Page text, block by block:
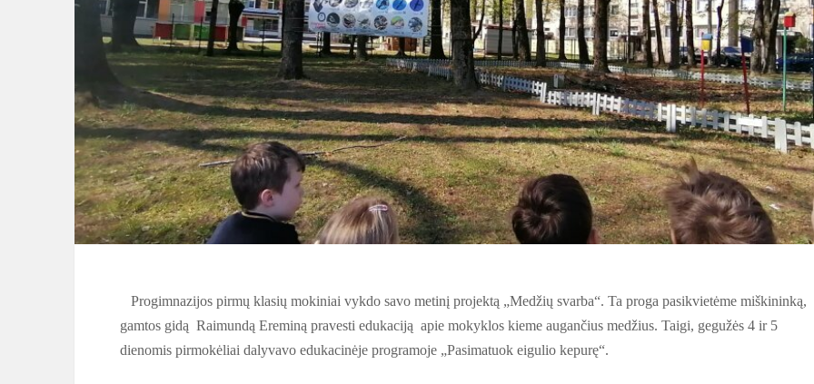
Progimnazijos pirmų klasių mokiniai vykdo savo metinį projektą „Medžių svarba“. Ta proga pasikvietėme miškininką,
gamtos gidą Raimundą Ereminą pravesti edukaciją apie mokyklos kieme augančius medžius. Taigi, gegužės 4 ir 5
dienomis pirmokėliai dalyvavo edukacinėje programoje „Pasimatuok eigulio kepurę“.